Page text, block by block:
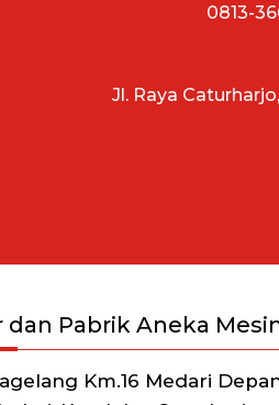
0813-
Jl. Raya
dan Pabrik Aneka
Km.16 Medari